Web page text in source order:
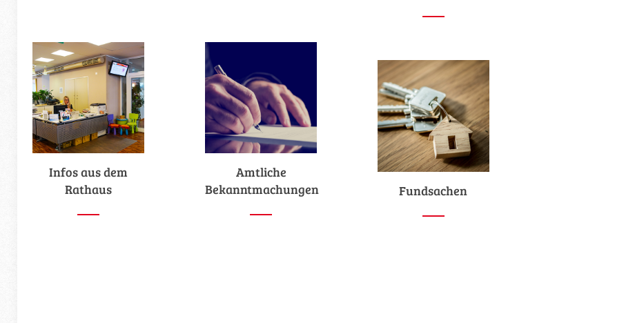
Infos aus dem
Rathaus
Amtliche
Bekanntmachungen
Fundsachen